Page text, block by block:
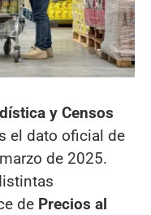
y Censos
el dato oficial de
de 2025.
de Precios al